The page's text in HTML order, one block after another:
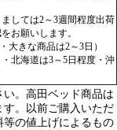
しては2～3週間程度出荷
お願いします。
きな商品は2～3日）
北海道は3～5日程度・沖
。高田ベッド商品は
。以前ご購入いただ
の値上げによるもの